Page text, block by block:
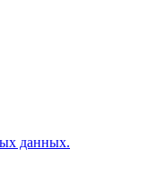
данных.